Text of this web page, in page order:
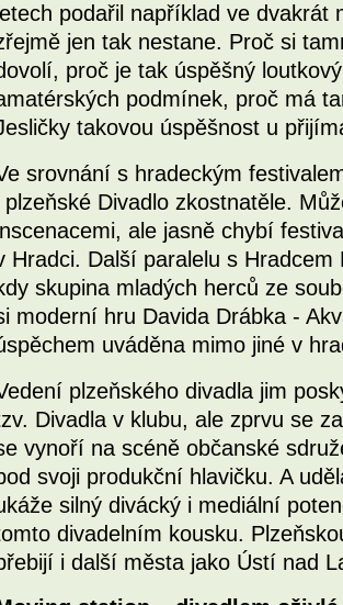
letech podařil například ve
jen tak nestane. Proč si
proč je tak úspěšný
podmínek, proč má
takovou úspěšnost u
srovnání s hradeckým
plzeňské Divadlo zkostnatěle.
ale jasně chybí
Hradci. Další paralelu s
skupina mladých herců ze
moderní hru Davida Drábka -
uváděna mimo jiné v
plzeňského divadla jim
Divadla v klubu, ale zprvu se
vynoří na scéně občanské
svoji produkční hlavičku. A
silný divácký i mediální
divadelním kousku.
i další města jako Ústí nad